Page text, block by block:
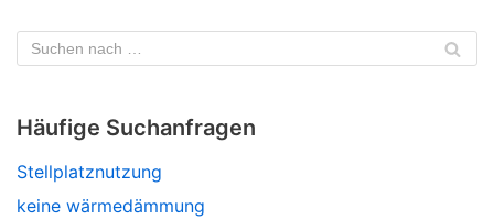
Häufige Suchanfragen
Stellplatznutzung
keine wärmedämmung